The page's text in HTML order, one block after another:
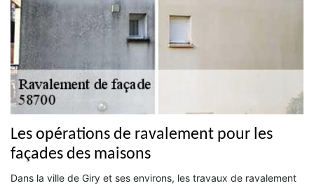
Les opérations de ravalement pour les
façades des maisons
Dans la ville de Giry et ses environs, les travaux de ravalement